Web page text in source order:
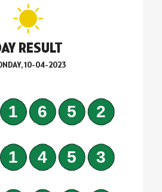
RESULT
10-04-2023
1652
1453